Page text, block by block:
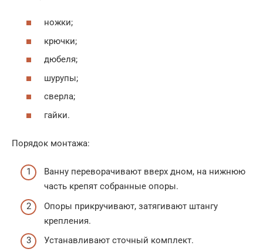
ножки;
крючки;
дюбеля;
шурупы;
сверла;
гайки.
Порядок монтажа:
Ванну переворачивают вверх дном, на нижнюю
часть крепят собранные опоры.
Опоры прикручивают, затягивают штангу
крепления.
Устанавливают сточный комплект.